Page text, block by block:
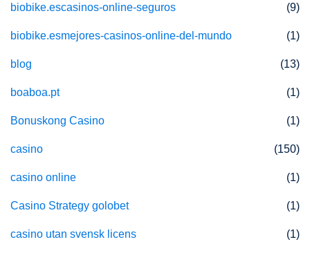
biobike.escasinos-online-seguros (9)
biobike.esmejores-casinos-online-del-mundo (1)
blog (13)
boaboa.pt (1)
Bonuskong Casino (1)
casino (150)
casino online (1)
Casino Strategy golobet (1)
casino utan svensk licens (1)